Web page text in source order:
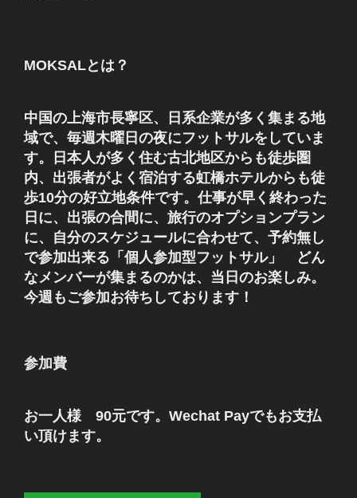
MOKSALとは？
中国の上海市長寧区、日系企業が多く集まる地
域で、毎週木曜日の夜にフットサルをしていま
す。日本人が多く住む古北地区からも徒歩圏
内、出張者がよく宿泊する虹橋ホテルからも徒
歩10分の好立地条件です。仕事が早く終わった
日に、出張の合間に、旅行のオプションプラン
に、自分のスケジュールに合わせて、予約無し
で参加出来る「個人参加型フットサル」 どん
なメンバーが集まるのかは、当日のお楽しみ。
今週もご参加お待ちしております！
参加費
お一人様 90元です。Wechat Payでもお支払
い頂けます。